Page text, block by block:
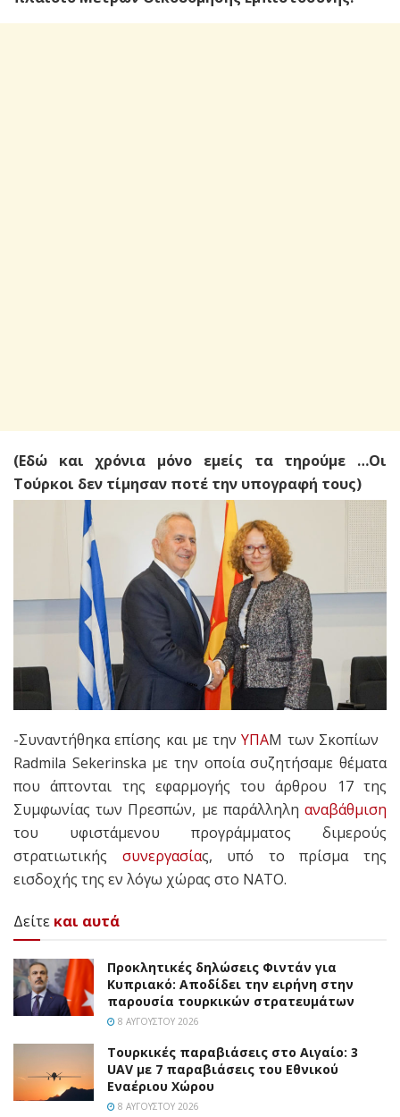
(Εδώ και χρόνια μόνο εμείς τα τηρούμε …Οι
Τούρκοι δεν τίμησαν ποτέ την υπογραφή τους)
-Συναντήθηκα επίσης και με τηνΥΠΑΜ των Σκοπίων
Radmila Sekerinska με την οποία συζητήσαμε θέματα
που άπτονται της εφαρμογής του άρθρου 17 της
Συμφωνίας των Πρεσπών, με παράλληλη αναβάθμιση
του υφιστάμενου προγράμματος διμερούς
στρατιωτικής συνεργασίας, υπό το πρίσμα της
εισδοχής της εν λόγω χώρας στο ΝΑΤΟ.
Δείτε και αυτά
Προκλητικές δηλώσεις Φιντάν για
Κυπριακό: Αποδίδει την ειρήνη στην
παρουσία τουρκικών στρατευμάτων
8 ΑΥΓΟΎΣΤΟΥ 2026
Τουρκικές παραβιάσεις στο Αιγαίο: 3
UAV με 7 παραβιάσεις του Εθνικού
Εναέριου Χώρου
8 ΑΥΓΟΎΣΤΟΥ 2026